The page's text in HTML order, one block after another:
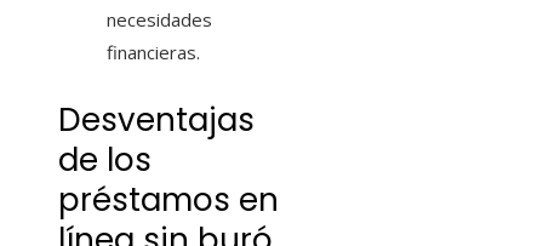
necesidades
financieras.
Desventajas
de los
préstamos en